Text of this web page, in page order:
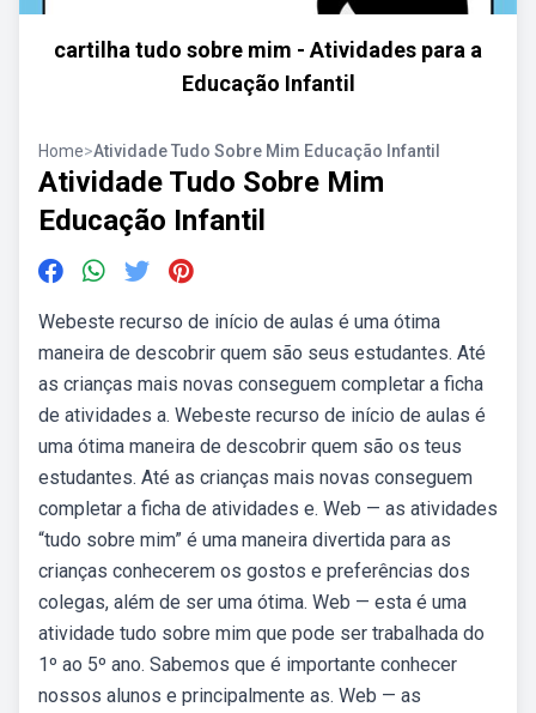
cartilha tudo sobre mim - Atividades para a
Educação Infantil
Home>Atividade Tudo Sobre Mim Educação Infantil
Atividade Tudo Sobre Mim
Educação Infantil
Webeste recurso de início de aulas é uma ótima
maneira de descobrir quem são seus estudantes. Até
as crianças mais novas conseguem completar a ficha
de atividades a. Webeste recurso de início de aulas é
uma ótima maneira de descobrir quem são os teus
estudantes. Até as crianças mais novas conseguem
completar a ficha de atividades e. Web — as atividades
“tudo sobre mim” é uma maneira divertida para as
crianças conhecerem os gostos e preferências dos
colegas, além de ser uma ótima. Web — esta é uma
atividade tudo sobre mim que pode ser trabalhada do
1º ao 5º ano. Sabemos que é importante conhecer
nossos alunos e principalmente as. Web — as